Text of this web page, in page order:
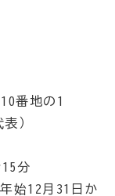
番地の1
）
分
始12月31日か